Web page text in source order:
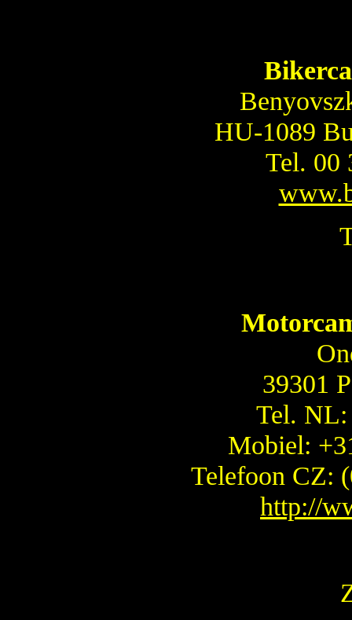
HU-1089
Tel. 00
39301
Tel. NL:
Mobiel:
Telefoon CZ:
http://